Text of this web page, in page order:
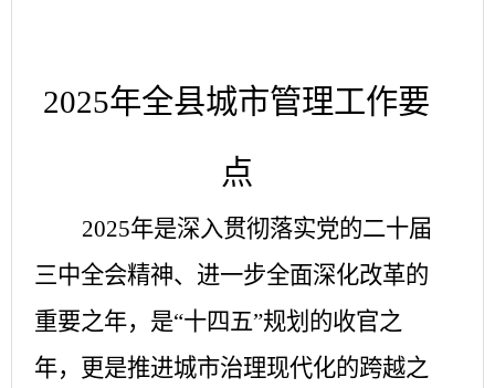
2025年全县城市管理工作要
点
2025年是深入贯彻落实党的二十届
三中全会精神、进一步全面深化改革的
重要之年，是“十四五”规划的收官之
年，更是推进城市治理现代化的跨越之